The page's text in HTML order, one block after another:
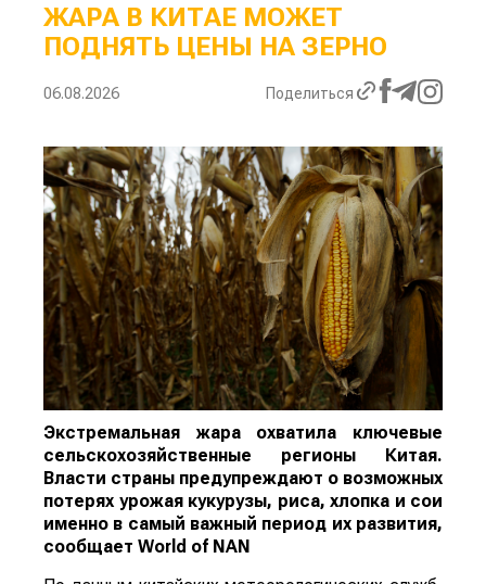
ЖАРА В КИТАЕ МОЖЕТ
ПОДНЯТЬ ЦЕНЫ НА ЗЕРНО
06.08.2026 Поделиться
Экстремальная жара охватила ключевые
сельскохозяйственные регионы Китая.
Власти страны предупреждают о возможных
потерях урожая кукурузы, риса, хлопка и сои
именно в самый важный период их развития,
сообщает World of NAN